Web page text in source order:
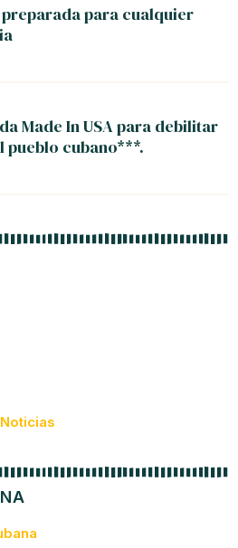
preparada para cualquier
Made In USA para debilitar
pueblo cubano***.